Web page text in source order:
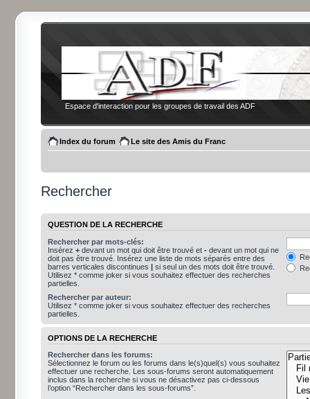
Espace d'interaction pour les groupes de travail des ADF
Index du forum Le site des Amis du Franc
Rechercher
QUESTION DE LA RECHERCHE
Rechercher par mots-clés:
Insérez + devant un mot qui doit être trouvé et - devant un mot qui ne
doit pas être trouvé. Insérez une liste de mots séparés entre des
barres verticales discontinues | si seul un des mots doit être trouvé.
Utilisez * comme joker si vous souhaitez effectuer des recherches
partielles.
Rechercher par auteur:
Utilisez * comme joker si vous souhaitez effectuer des recherches
partielles.
OPTIONS DE LA RECHERCHE
Rechercher dans les forums:
Sélectionnez le forum ou les forums dans le(s)quel(s) vous souhaitez
effectuer une recherche. Les sous-forums seront automatiquement
inclus dans la recherche si vous ne désactivez pas ci-dessous
l’option “Rechercher dans les sous-forums”.